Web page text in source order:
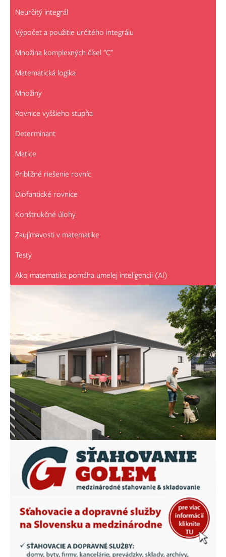
Neurčitý integrál
Výpočet a použitie určitého integrálu
Množina komplexných čísel "C"
Matematická logika
Množiny
Rovnice vyššieho stupňa
Determinant
Matice
Približné riešenie rovníc
Diofantické rovnice
Konštrukčné úlohy
Zaujímavosti v matematike
Testy
Ako matematika pomáha umelej inteligencii (AI)